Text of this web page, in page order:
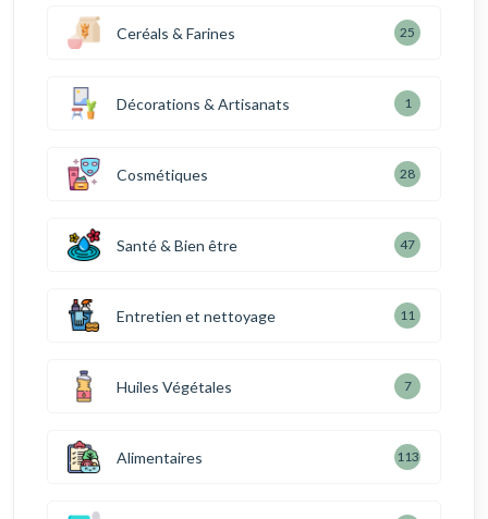
Ceréals & Farines 25
Décorations & Artisanats 1
Cosmétiques 28
Santé & Bien être 47
Entretien et nettoyage 11
Huiles Végétales 7
Alimentaires 113